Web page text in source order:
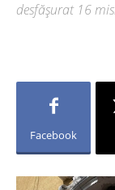
desfășurat 16
Facebook